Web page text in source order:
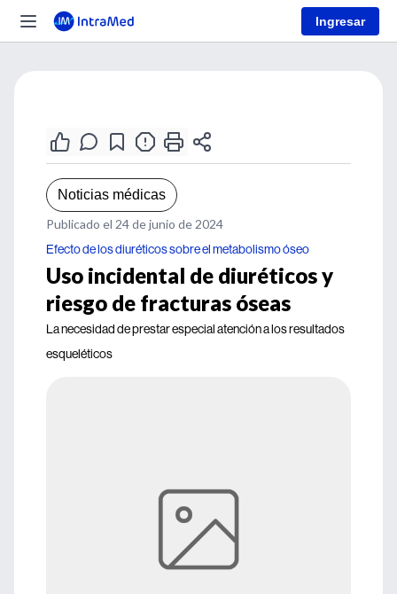
Ingresar
Noticias médicas
Publicado el 24 de junio de 2024
Efecto de los diuréticos sobre el metabolismo óseo
Uso incidental de diuréticos y
riesgo de fracturas óseas
La necesidad de prestar especial atención a los resultados
esqueléticos